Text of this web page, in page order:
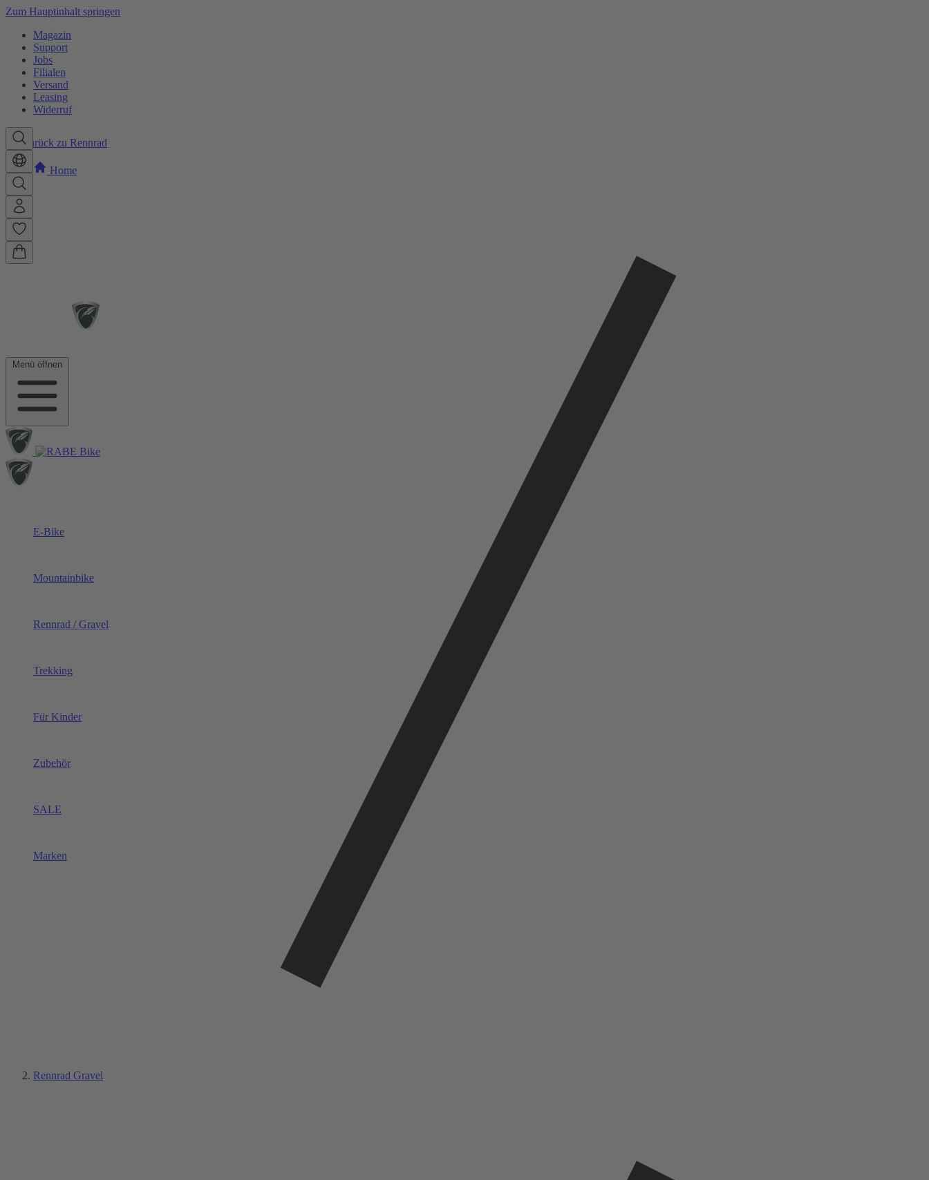
Zum Hauptinhalt springen
Magazin
Support
Jobs
Filialen
Versand
Leasing
Widerruf
Menü öffnen
E-Bike
Mountainbike
Rennrad / Gravel
Trekking
Für Kinder
Zubehör
SALE
Marken
Zurück zu Rennrad
Home
Rennrad Gravel